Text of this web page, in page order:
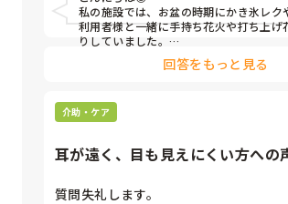
私の施設では、お盆の時期にかき氷レク
利用者様と一緒に手持ち花火や打ち上げ
りしていました。
みさきんさんの住職さんを呼んでご焼香
るのは利用者様にとっても良い経験にも
回答をもっと見る
介助・ケア
耳が遠く、目も見えにくい方への
質問失礼します。